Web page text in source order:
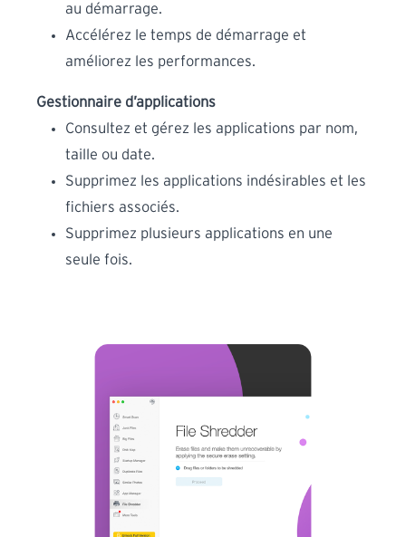
au démarrage.
Accélérez le temps de démarrage et
améliorez les performances.
Gestionnaire d’applications
Consultez et gérez les applications par nom,
taille ou date.
Supprimez les applications indésirables et les
fichiers associés.
Supprimez plusieurs applications en une
seule fois.